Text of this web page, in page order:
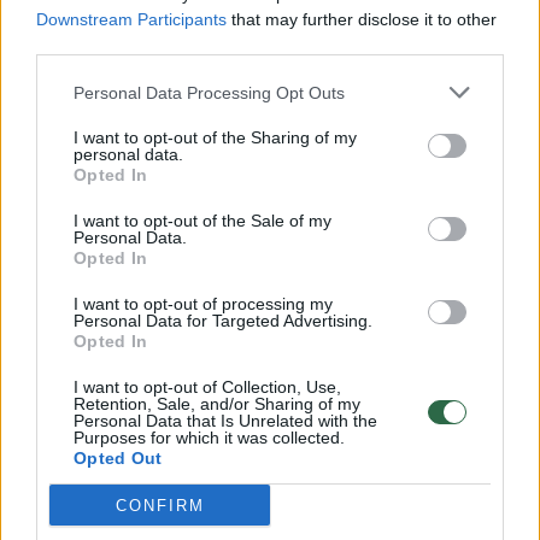
Downstream Participants that may further disclose it to other
Personal Data Processing Opt Outs
I want to opt-out of the Sharing of my
personal data.
Opted In
I want to opt-out of the Sale of my
Personal Data.
Opted In
I want to opt-out of processing my
Personal Data for Targeted Advertising.
Opted In
I want to opt-out of Collection, Use,
Retention, Sale, and/or Sharing of my
Personal Data that Is Unrelated with the
Purposes for which it was collected.
Opted Out
CONFIRM
32 laipsnių šilumos
Žinios | Orai
00:00:59
Nufilmavo, kaip patvino Vilniaus Vakarinis aplinkkelis:
vaizdas pribloškia
V. Zalužno pasisakymą laiko bandymu įsitvirtinti
Ukrainos politikoje: jis yra neteisus
Laidos | Nauja diena
Visi įrašai